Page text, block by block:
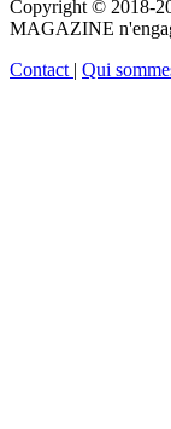
Copyright © 2018-
MAGAZINE
Contact | Qui